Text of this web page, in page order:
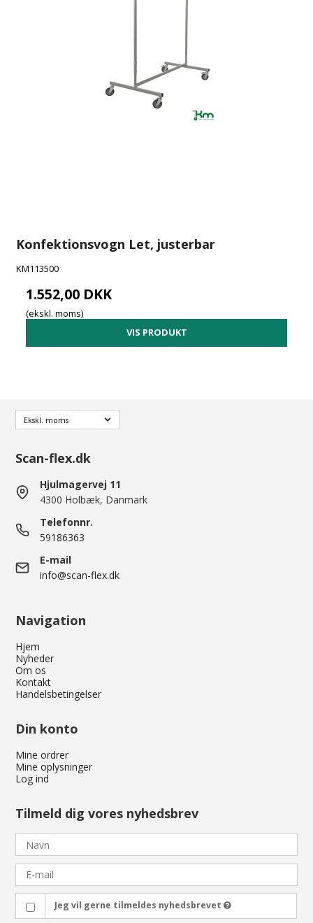
Konfektionsvogn Let, justerbar
KM113500
1.552,00 DKK
(ekskl. moms)
VIS PRODUKT
Scan-flex.dk
Hjulmagervej 11
4300 Holbæk, Danmark
Telefonnr.
59186363
E-mail
info@scan-flex.dk
Navigation
Hjem
Nyheder
Om os
Kontakt
Handelsbetingelser
Din konto
Mine ordrer
Mine oplysninger
Log ind
Tilmeld dig vores nyhedsbrev
Jeg vil gerne tilmeldes nyhedsbrevet